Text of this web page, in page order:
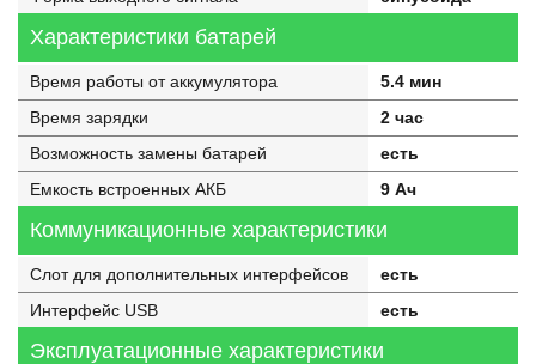
Характеристики батарей
Время работы от аккумулятора
5.4 мин
Время зарядки
2 час
Возможность замены батарей
есть
Емкость встроенных АКБ
9 Ач
Коммуникационные характеристики
Слот для дополнительных интерфейсов
есть
Интерфейс USB
есть
Эксплуатационные характеристики